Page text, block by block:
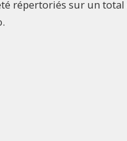
répertoriés sur un total